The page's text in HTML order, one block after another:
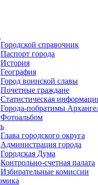
Городской справочник
Паспорт города
История
География
Город воинской славы
Почетные граждане
Статистическая
Города-побратимы
Фотоальбом
Глава городского округа
Администрация города
Городская Дума
Контрольно-счетная палата
Избирательные комиссии